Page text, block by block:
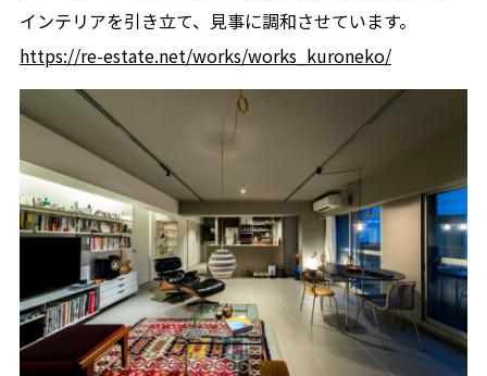
インテリアを引き立て、見事に調和させています。
https://re-estate.net/works/works_kuroneko/